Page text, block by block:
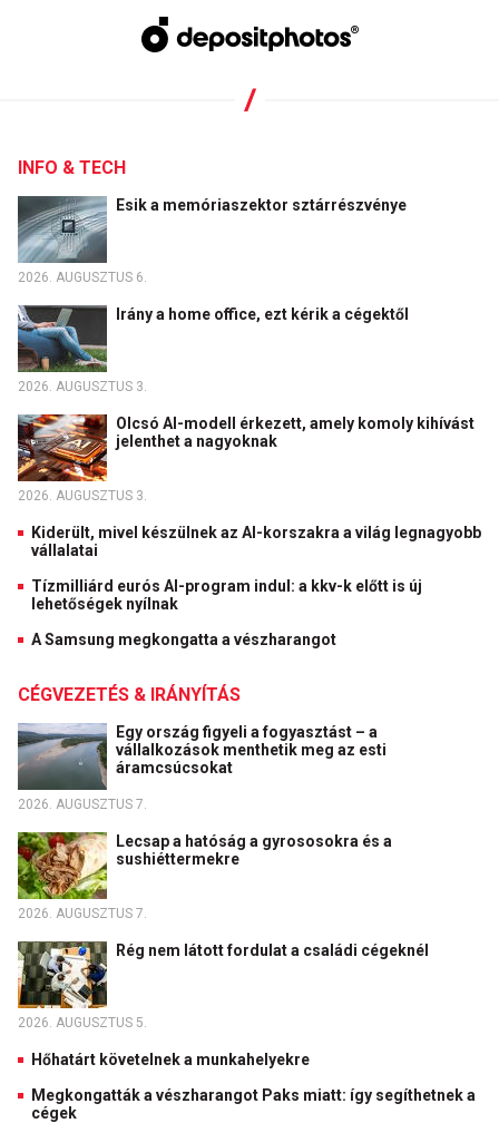
INFO & TECH
Esik a memóriaszektor sztárrészvénye
2026. AUGUSZTUS 6.
Irány a home office, ezt kérik a cégektől
2026. AUGUSZTUS 3.
Olcsó AI-modell érkezett, amely komoly kihívást
jelenthet a nagyoknak
2026. AUGUSZTUS 3.
Kiderült, mivel készülnek az AI-korszakra a világ legnagyobb
vállalatai
Tízmilliárd eurós AI-program indul: a kkv-k előtt is új
lehetőségek nyílnak
A Samsung megkongatta a vészharangot
CÉGVEZETÉS & IRÁNYÍTÁS
Egy ország figyeli a fogyasztást – a
vállalkozások menthetik meg az esti
áramcsúcsokat
2026. AUGUSZTUS 7.
Lecsap a hatóság a gyrososokra és a
sushiéttermekre
2026. AUGUSZTUS 7.
Rég nem látott fordulat a családi cégeknél
2026. AUGUSZTUS 5.
Hőhatárt követelnek a munkahelyekre
Megkongatták a vészharangot Paks miatt: így segíthetnek a
cégek